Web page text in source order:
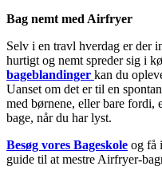
Bag nemt med Airfryer
Selv i en travl hverdag er der
hurtigt og nemt spreder sig i
bageblandinger kan du
Uanset om det er til en
med børnene, eller bare fordi,
bage, når du har lyst.
Besøg vores Bageskole og få
guide til at mestre Airfryer-